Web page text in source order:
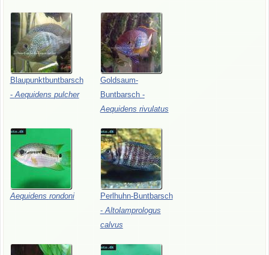
Blaupunktbuntbarsch
-Aequidens pulcher
Goldsaum-
Buntbarsch -
Aequidens rivulatus
Aequidens rondoni
Perlhuhn-Buntbarsch
-Altolamprologus
calvus